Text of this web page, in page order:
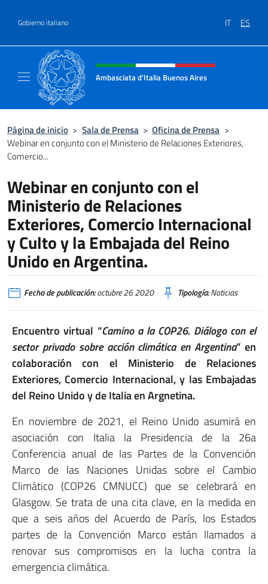
Gobierno italiano IT ES
Encabezado del sitio web,
Ambasciata d'Italia Buenos Aires
Página de inicio > Sala de Prensa > Oficina de Prensa >
Webinar en conjunto con el Ministerio de Relaciones Exteriores,
Comercio...
Webinar en conjunto con el
Ministerio de Relaciones
Exteriores, Comercio Internacional
y Culto y la Embajada del Reino
Unido en Argentina.
Fecha de publicación:octubre 26 2020 Tipología:Noticias
Encuentro virtual “Camino a la COP26. Diálogo con el
sector privado sobre acción climática en Argentina” en
colaboración con el Ministerio de Relaciones
Exteriores, Comercio Internacional, y las Embajadas
del Reino Unido y de Italia en Argnetina.
En noviembre de 2021, el Reino Unido asumirá en
asociación con Italia la Presidencia de la 26a
Conferencia anual de las Partes de la Convención
Marco de las Naciones Unidas sobre el Cambio
Climático (COP26 CMNUCC) que se celebrará en
Glasgow. Se trata de una cita clave, en la medida en
que a seis años del Acuerdo de París, los Estados
partes de la Convención Marco están llamados a
renovar sus compromisos en la lucha contra la
emergencia climática.